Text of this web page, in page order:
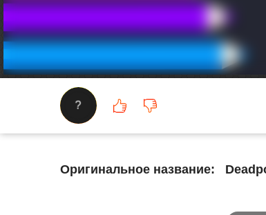
?
Оригинальное название: